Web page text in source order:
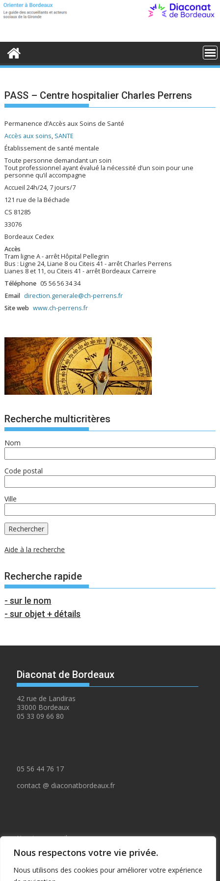
Nous respectons votre vie privée.
Nous utilisons des cookies pour améliorer votre expérience
S
t
o
PASS – Centre hospitalier Charles Perrens
Permanence d’Accès aux Soins de Santé
Accès aux soins, SANTE
Établissement de santé mentale
Toute personne demandant un soin
Tout professionnel ayant évalué la nécessité d’un soin pour une
personne qu’il accompagne
Accueil 24h/24, 7 jours/7
121 rue de la Béchade
CS 81285
33076
Bordeaux Cedex
Accès
Tram ligne A - arrêt Hôpital Pellegrin
Bus : Ligne 24, Liane 8 ou Citeis 41 - arrêt Charles Perrens
Lianes 8 et 11, ou Citeis 41 - arrêt Bordeaux Carreire
Téléphone 05 56 56 34 34
Email direction.generale@ch-perrens.fr
Site web www.ch-perrens.fr
Recherche multicritères
Nom
Code postal
Ville
Aide à la recherche
Recherche rapide
- sur le nom
- sur objet + détails
Diaconat de Bordeaux
42 rue de Landiras
33000 Bordeaux
05 33 09 66 80
05 56 44 76 17
contact @ diaconatbordeaux.fr
Horaires accueil :
du lundi au jeudi de 09:00 à 12:30
et de 14:00 à 17:00